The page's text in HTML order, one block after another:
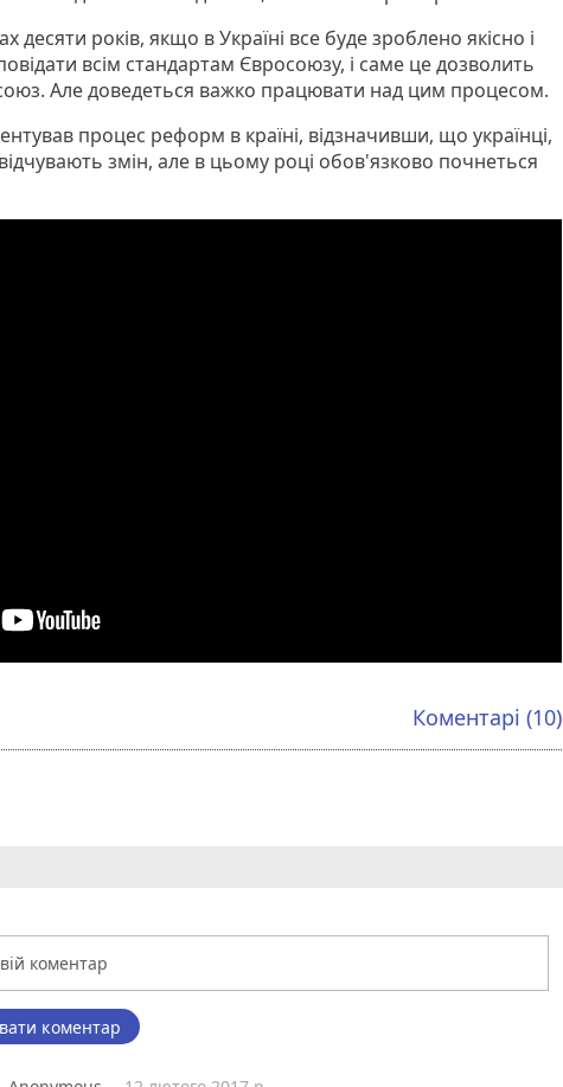
десяти років, якщо в Україні все буде зроблено якісно і
всім стандартам Євросоюзу, і саме це дозволить
Але доведеться важко працювати над цим процесом.
процес реформ в країні, відзначивши, що українці,
змін, але в цьому році обов'язково почнеться
Коментарі (10)
коментар